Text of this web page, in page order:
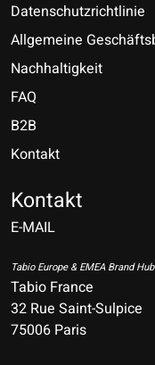
Datenschutzrichtlinie
Allgemeine
Nachhaltigkeit
FAQ
B2B
Kontakt
Kontakt
E-MAIL
Tabio Europe & EMEA Brand Hub
Tabio France
32 Rue Saint-Sulpice
75006 Paris